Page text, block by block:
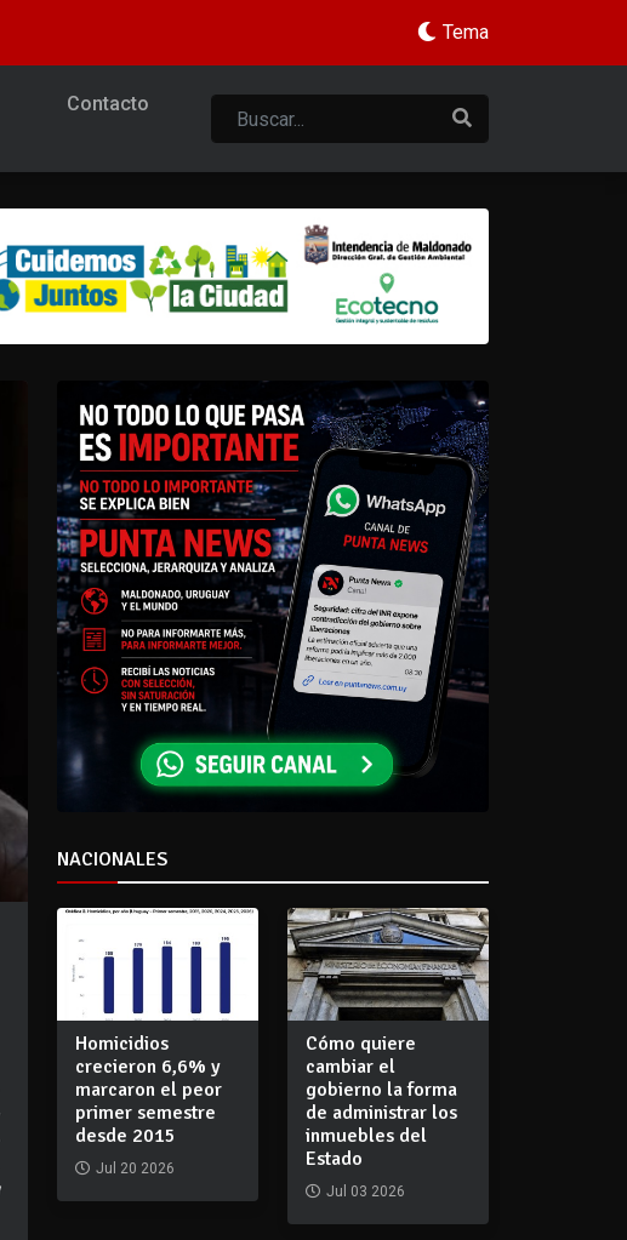
Tema
Contacto
NACIONALES
Homicidios
crecieron 6,6% y
marcaron el peor
primer semestre
desde 2015
Jul 20 2026
Cómo quiere
cambiar el
gobierno la forma
de administrar los
inmuebles del
Estado
Jul 03 2026